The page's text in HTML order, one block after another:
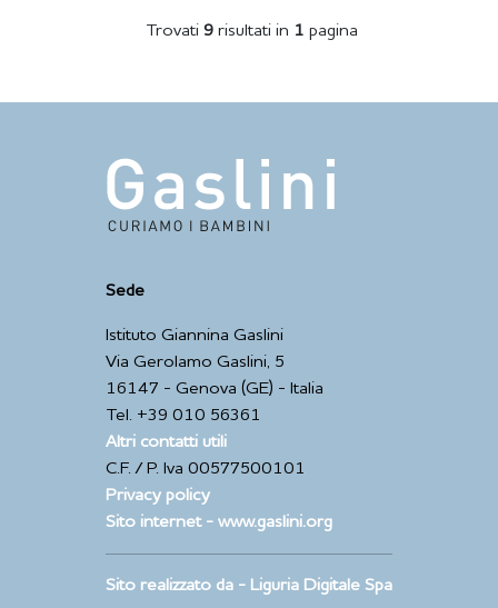
Trovati 9risultati in 1 pagina
Sede
Istituto Giannina Gaslini
Via Gerolamo Gaslini, 5
16147 - Genova (GE) - Italia
Tel. +39 010 56361
Altri contatti utili
C.F. / P. Iva 00577500101
Privacy policy
Sito internet - www.gaslini.org
Sito realizzato da - Liguria Digitale Spa